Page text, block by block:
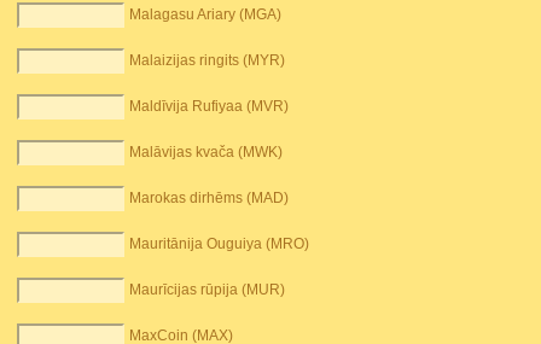
Malagasu Ariary (MGA)
Malaizijas ringits (MYR)
Maldīvija Rufiyaa (MVR)
Malāvijas kvača (MWK)
Marokas dirhēms (MAD)
Mauritānija Ouguiya (MRO)
Maurīcijas rūpija (MUR)
MaxCoin (MAX)